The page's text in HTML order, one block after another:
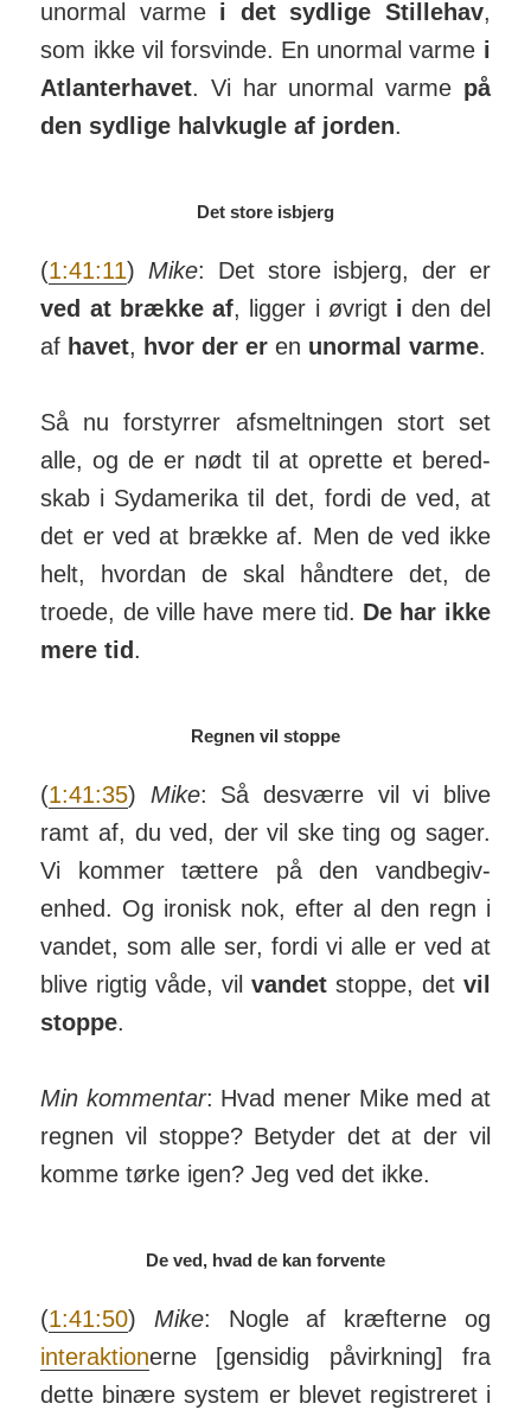
unormal varme i det syd­lige Stil­lehav,
som ikke vil for­svinde. En unormal varme i
Atlan­ter­havet. Vi har unormal varme på
den syd­lige halv­kugle af jorden.
Det store isbjerg
(1:41:11) Mike: Det store isbjerg, der er
ved at brække af, ligger i øvrigt i den del
af havet, hvor der er en unormal varme.
Så nu for­styrrer af­smelt­ningen stort set
alle, og de er nødt til at op­rette et bered­
skab i Syd­ame­rika til det, fordi de ved, at
det er ved at brække af. Men de ved ikke
helt, hvordan de skal hånd­tere det, de
troede, de ville have mere tid. De har ikke
mere tid .
Regnen vil stoppe
(1:41:35) Mike: Så des­værre vil vi blive
ramt af, du ved, der vil ske ting og sager.
Vi kommer tættere på den vand­be­giv­
enhed. Og ironisk nok, efter al den regn i
vandet, som alle ser, fordi vi alle er ved at
blive rigtig våde, vil vandetstoppe, det vil
stoppe.
Min kommentar: Hvad mener Mike med at
regnen vil stoppe? Betyder det at der vil
komme tørke igen? Jeg ved det ikke.
De ved, hvad de kan forvente
(1:41:50) Mike: Nogle af kræf­terne og
inter­ak­tionerne [gen­sidig på­virk­ning] fra
dette bi­nære system er blevet regi­streret i